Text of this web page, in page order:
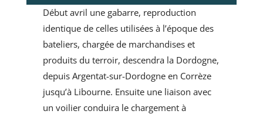
Début avril une gabarre, reproduction
identique de celles utilisées à l’époque des
bateliers, chargée de marchandises et
produits du terroir, descendra la Dordogne,
depuis Argentat-sur-Dordogne en Corrèze
jusqu’à Libourne. Ensuite une liaison avec
un voilier conduira le chargement à